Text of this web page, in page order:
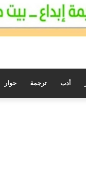
أدب ترجمة حوار